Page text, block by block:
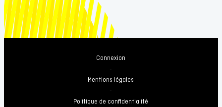
Connexion
-
Mentions légales
-
Politique de confidentialité